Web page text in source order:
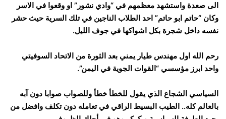
الى صعدة واستشهد معظمهم في “وادي نشور” او وقعوا في الاسر
وكان “حاتم ابو حاتم” احد الطلاب الناجين في تلك السرية حيث حشر
نفسه داخل شجرة بكل اشواكها في جوف الليل.
رحم الله اول مهندس طيار يمني بعد الثورة من الاتحاد السوفيتي
واحد ابرز مؤسسي “القوات الجوية في اليمن”.
السياسي الشجاع الذي يقول للخطأ خطأ وللصواب صوابا دون آبه
بالعالم كله.. الطيب البسيط الراقي في تعامله دون تكلف وافضل من